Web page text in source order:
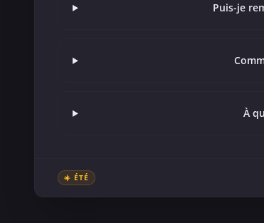
Puis-je
À
☀️ ÉTÉ